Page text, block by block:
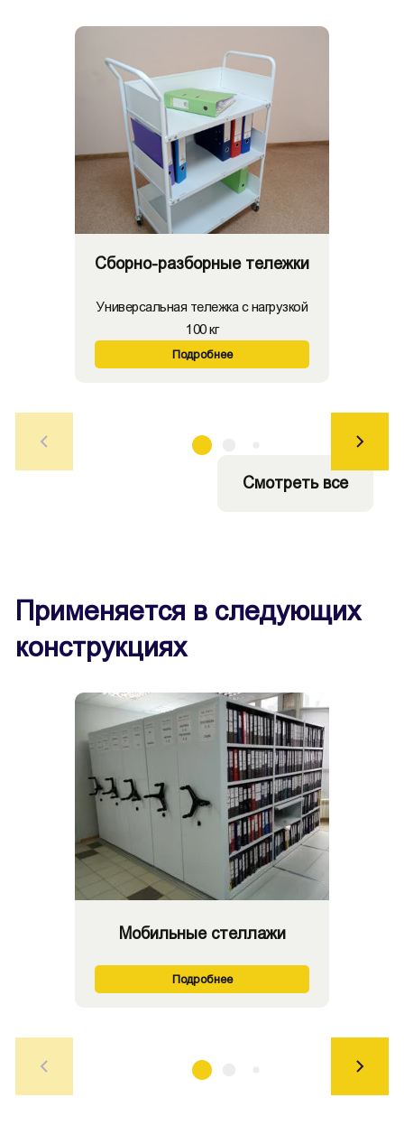
Сборно-разборные тележки
Универсальная тележка с нагрузкой
100 кг
Подробнее
Смотреть все
Применяется в следующих
конструкциях
Мобильные стеллажи
Подробнее